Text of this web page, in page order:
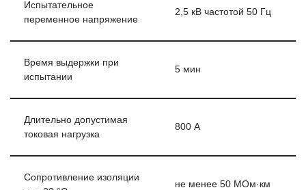
Испытательное
переменное напряжение
2,5 кВ частотой 50 Гц
Время выдержки при
испытании
5 мин
Длительно допустимая
токовая нагрузка
800 А
Сопротивление изоляции
не менее 50 МОм·км